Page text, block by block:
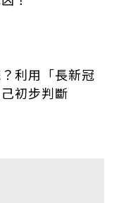
利用「長新冠
初步判斷